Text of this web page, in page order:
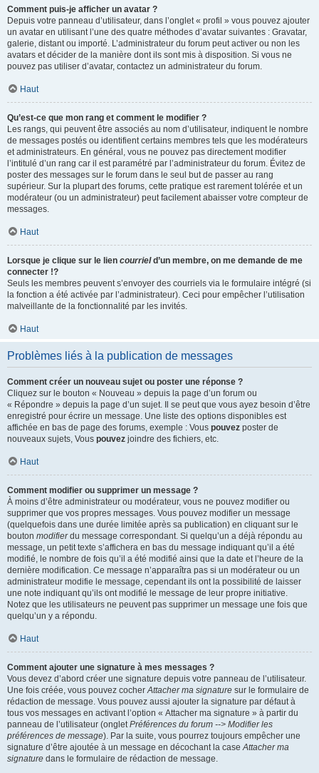
Comment puis-je afficher un avatar ?
Depuis votre panneau d’utilisateur, dans l’onglet « profil » vous pouvez ajouter
un avatar en utilisant l’une des quatre méthodes d’avatar suivantes : Gravatar,
galerie, distant ou importé. L’administrateur du forum peut activer ou non les
avatars et décider de la manière dont ils sont mis à disposition. Si vous ne
pouvez pas utiliser d’avatar, contactez un administrateur du forum.
Haut
Qu’est-ce que mon rang et comment le modifier ?
Les rangs, qui peuvent être associés au nom d’utilisateur, indiquent le nombre
de messages postés ou identifient certains membres tels que les modérateurs
et administrateurs. En général, vous ne pouvez pas directement modifier
l’intitulé d’un rang car il est paramétré par l’administrateur du forum. Évitez de
poster des messages sur le forum dans le seul but de passer au rang
supérieur. Sur la plupart des forums, cette pratique est rarement tolérée et un
modérateur (ou un administrateur) peut facilement abaisser votre compteur de
messages.
Haut
Lorsque je clique sur le lien courrield’un membre, on me demande de me
connecter !?
Seuls les membres peuvent s’envoyer des courriels via le formulaire intégré (si
la fonction a été activée par l’administrateur). Ceci pour empêcher l’utilisation
malveillante de la fonctionnalité par les invités.
Haut
Problèmes liés à la publication de messages
Comment créer un nouveau sujet ou poster une réponse ?
Cliquez sur le bouton « Nouveau » depuis la page d’un forum ou
« Répondre » depuis la page d’un sujet. Il se peut que vous ayez besoin d’être
enregistré pour écrire un message. Une liste des options disponibles est
affichée en bas de page des forums, exemple : Vous pouvez poster de
nouveaux sujets, Vous pouvez joindre des fichiers, etc.
Haut
Comment modifier ou supprimer un message ?
À moins d’être administrateur ou modérateur, vous ne pouvez modifier ou
supprimer que vos propres messages. Vous pouvez modifier un message
(quelquefois dans une durée limitée après sa publication) en cliquant sur le
bouton modifierdu message correspondant. Si quelqu’un a déjà répondu au
message, un petit texte s’affichera en bas du message indiquant qu’il a été
modifié, le nombre de fois qu’il a été modifié ainsi que la date et l’heure de la
dernière modification. Ce message n’apparaîtra pas si un modérateur ou un
administrateur modifie le message, cependant ils ont la possibilité de laisser
une note indiquant qu’ils ont modifié le message de leur propre initiative.
Notez que les utilisateurs ne peuvent pas supprimer un message une fois que
quelqu’un y a répondu.
Haut
Comment ajouter une signature à mes messages ?
Vous devez d’abord créer une signature depuis votre panneau de l’utilisateur.
Une fois créée, vous pouvez cocherAttacher ma signature sur le formulaire de
rédaction de message. Vous pouvez aussi ajouter la signature par défaut à
tous vos messages en activant l’option « Attacher ma signature » à partir du
panneau de l’utilisateur (ongletPréférences du forum --> Modifier les
préférences de message). Par la suite, vous pourrez toujours empêcher une
signature d’être ajoutée à un message en décochant la caseAttacher ma
signature dans le formulaire de rédaction de message.